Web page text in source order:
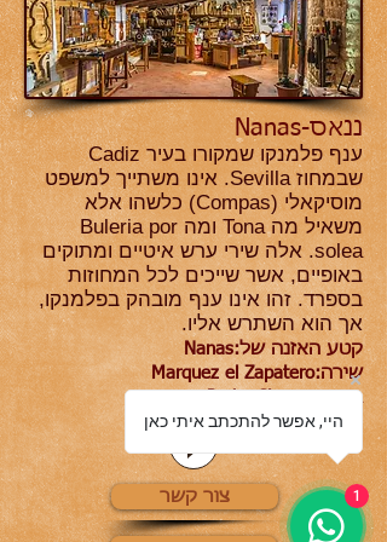
ננאס-Nanas
ענף פלמנקו שמקורו בעיר Cadiz
שבמחוז Sevilla. אינו משתייך למשפט
מוסיקאלי (Compas) כלשהו אלא
משאיל מה Tona ומה Buleria por
solea. אלה שירי ערש איטיים ומתוקים
באופיים, אשר שייכים לכל המחוזות
בספרד. זהו אינו ענף מובהק בפלמנקו,
אך הוא השתרש אליו.
Nanas:קטע האזנה של
Marquez el Zapatero:שירה
Pedro Sierra :גיטרה
צור קשר
היי, אפשר להתכתב איתי כאן
1